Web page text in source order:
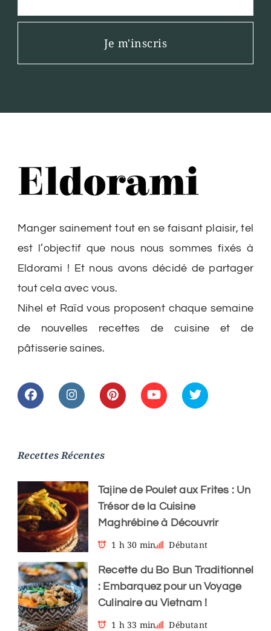
Je m'inscris
Manger sainement tout en se faisant plaisir, tel
est l’objectif que nous nous sommes fixés à
Eldorami ! Et nous avons décidé de partager
tout cela avec vous.
Nihel et Raïd vous proposent chaque semaine
de nouvelles recettes de cuisine et de
pâtisserie saines.
Recettes Récentes
Tajine de Poulet aux Frites : Un
Trésor de la Cuisine
Maghrébine à Découvrir
1 h 30 min
Débutant
Recette du Bo Bun Traditionnel
: Embarquez pour un Voyage
Culinaire au Vietnam !
1 h 33 min
Débutant